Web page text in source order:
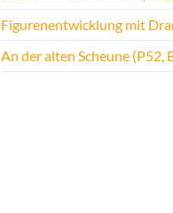
Figurenentwicklung mit
An der alten Scheune (P52,